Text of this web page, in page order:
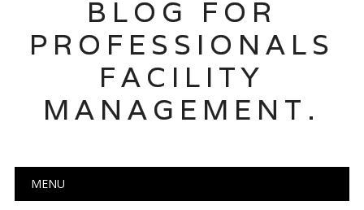
BLOG FOR
PROFESSIONALS
FACILITY
MANAGEMENT.
Main menu
MENU